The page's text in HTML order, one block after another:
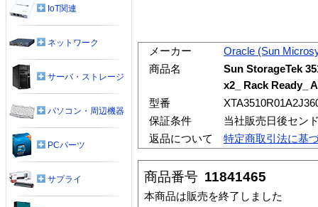
メーカー
Oracle (Sun
商品名
Sun StorageTek
x2_ Rack Ready_
型番
保証条件
当社販売日後セン
返品について
特定商取引法に基
商品番号 11841465
本商品は販売を終了しました
IoT関連
ネットワーク
サーバ・ストレージ
パソコン・周辺機器
PCパーツ
サプライ